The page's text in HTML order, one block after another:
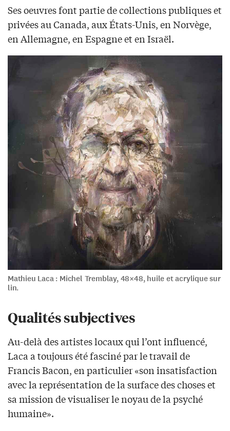
Ses oeuvres font partie de collections publiques et
privées au Canada, aux États-Unis, en Norvège,
en Allemagne, en Espagne et en Israël.
Mathieu Laca : Michel Tremblay, 48×48, huile et acrylique sur
lin.
Qualités subjectives
Au-delà des artistes locaux qui l’ont influencé,
Laca a toujours été fasciné par le travail de
Francis Bacon, en particulier «son insatisfaction
avec la représentation de la surface des choses et
sa mission de visualiser le noyau de la psyché
humaine».